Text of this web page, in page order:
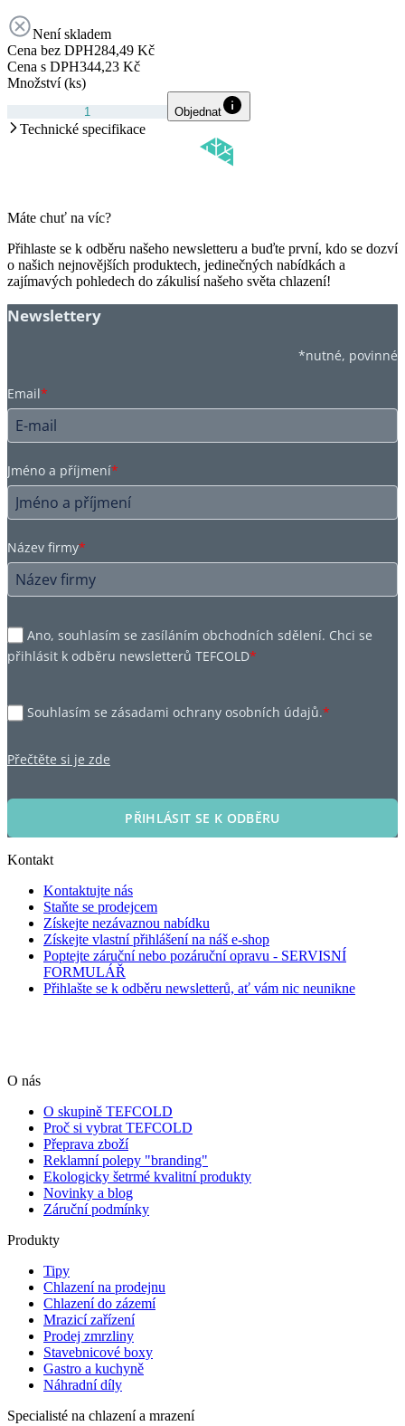
Není skladem
Cena bez DPH284,49 Kč
Cena s DPH344,23 Kč
Množství (ks)
Objednat
Technické specifikace
Máte chuť na víc?
Přihlaste se k odběru našeho newsletteru a buďte první, kdo se dozví
o našich nejnovějších produktech, jedinečných nabídkách a
zajímavých pohledech do zákulisí našeho světa chlazení!
Newslettery
*nutné, povinné
Email*
Jméno a příjmení*
Název firmy*
Ano, souhlasím se zasíláním obchodních sdělení. Chci se
přihlásit k odběru newsletterů TEFCOLD*
Souhlasím se zásadami ochrany osobních údajů.*
Přečtěte si je zde
PŘIHLÁSIT SE K ODBĚRU
Kontakt
Kontaktujte nás
Staňte se prodejcem
Získejte nezávaznou nabídku
Získejte vlastní přihlášení na náš e-shop
Poptejte záruční nebo pozáruční opravu - SERVISNÍ
FORMULÁŘ
Přihlašte se k odběru newsletterů, ať vám nic neunikne
O nás
O skupině TEFCOLD
Proč si vybrat TEFCOLD
Přeprava zboží
Reklamní polepy "branding"
Ekologicky šetrmé kvalitní produkty
Novinky a blog
Záruční podmínky
Produkty
Tipy
Chlazení na prodejnu
Chlazení do zázemí
Mrazicí zařízení
Prodej zmrzliny
Stavebnicové boxy
Gastro a kuchyně
Náhradní díly
Specialisté na chlazení a mrazení